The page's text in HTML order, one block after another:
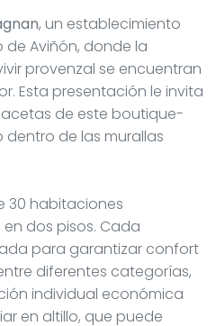
, un establecimiento
Aviñón, donde la
provenzal se encuentran
Esta presentación le invita
de este boutique-
de las murallas
30 habitaciones
dos pisos. Cada
para garantizar confort
diferentes categorías,
individual económica
en altillo, que puede